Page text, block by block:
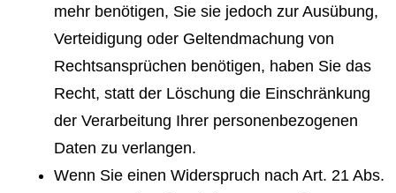
mehr benötigen, Sie sie jedoch zur Ausübung,
Verteidigung oder Geltendmachung von
Rechtsansprüchen benötigen, haben Sie das
Recht, statt der Löschung die Einschränkung
der Verarbeitung Ihrer personenbezogenen
Daten zu verlangen.
Wenn Sie einen Widerspruch nach Art. 21 Abs.